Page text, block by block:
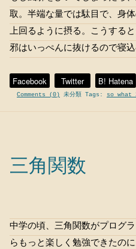
取。半端な量では駄目で、身
上回るように摂る。こうする
邪はいっぺんに抜けるので寝
Facebook Twitter B! Hatena
Comments (0) 未分類 Tags: so what
三角関数
中学の頃、三角関数がプログ
らもっと楽しく勉強できたのに